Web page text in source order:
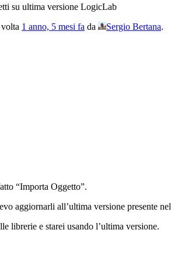
su ultima versione LogicLab
1 anno, 5 mesi fa da Sergio Bertana.
“Importa Oggetto”.
aggiornarli all’ultima versione presente
librerie e starei usando l’ultima versione.